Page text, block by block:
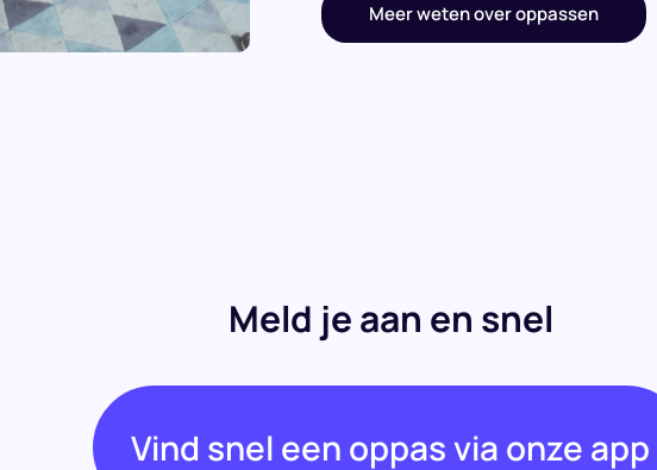
Meer weten over oppassen
Meld je aan en snel
Vind snel een oppas via onze app